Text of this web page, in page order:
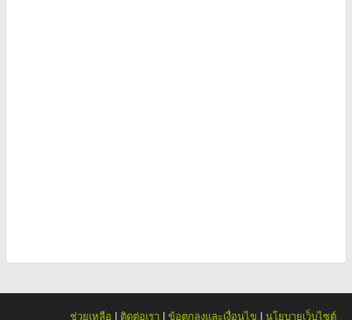
ช่วยเหลือ ติดต่อเรา ข้อตกลงและเงื่อนไข นโยบายเว็บไซต์